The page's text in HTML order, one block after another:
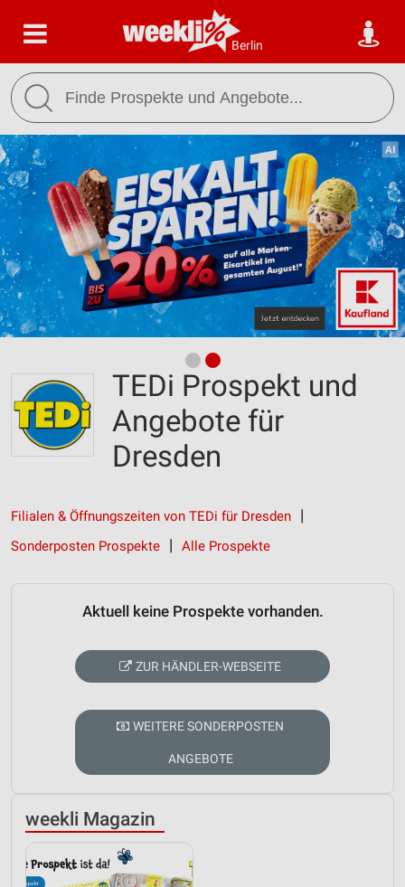
Berlin
TEDi Prospekt und
Angebote für
Dresden
Filialen & Öffnungszeiten von TEDi für Dresden
Sonderposten Prospekte
Alle Prospekte
Aktuell keine Prospekte vorhanden.
ZUR HÄNDLER-WEBSEITE
WEITERE SONDERPOSTEN
ANGEBOTE
weekli Magazin